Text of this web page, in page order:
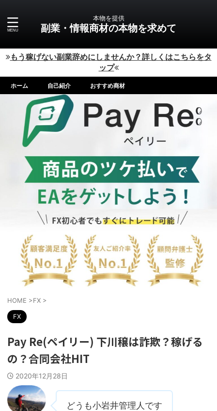
本物を提供
副業・情報商材の本物を求めて
もう稼げない副業辞めにしませんか？詳しくはこちらをタ
ップ
ホーム 自己紹介 おすすめ商材
HOME >FX >
FX
Pay Re(ペイリー) 下川穣は詐欺？稼げる
の？合同会社HIT
2020年12月28日
どうも小岩井管理人です